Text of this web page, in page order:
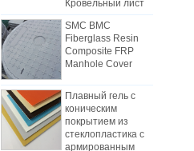
SMC BMC
Fiberglass Resin
Composite FRP
Manhole Cover
Плавный гель с
коническим
покрытием из
стеклопластика с
армированным
конструкцией, фургоны с
грузовым фургоном постепенно
были изготовлены из
композитных панелей FRP.
Композитные панели FRP
изготовлены из FRP-квартир и
используются в качестве двух
слоев днища и верхней части, в
дополнение к роли контроля
Различия между листом
механизма FRP и листами
ручной укладки
В начале отрасли рабочая сила